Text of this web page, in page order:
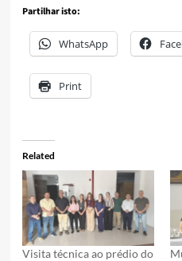
Partilhar isto:
WhatsApp
Print
Related
Visita técnica ao prédio do